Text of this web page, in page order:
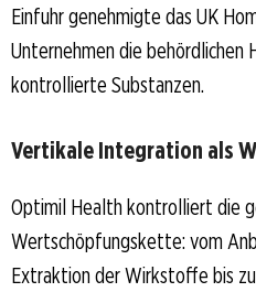
Einfuhr genehmigte das UK
Unternehmen die behördlichen
kontrollierte Substanzen.
Vertikale Integration als
Optimil Health kontrolliert die
Wertschöpfungskette: vom
Extraktion der Wirkstoffe bis